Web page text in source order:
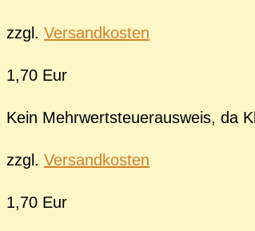
zzgl. Versandkosten
1,70 Eur
Kein Mehrwertsteuerausweis, da
zzgl. Versandkosten
1,70 Eur